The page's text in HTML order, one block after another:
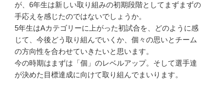
が、6年生は新しい取り組みの初期段階としてまずまずの
手応えを感じたのではないでしょうか。
5年生はAカテゴリーに上がった初試合を、どのように感
じて、今後どう取り組んでいくか、個々の思いとチーム
の方向性を合わせていきたいと思います。
今の時期はまずは「個」のレベルアップ。そして選手達
が決めた目標達成に向けて取り組んでまいります。